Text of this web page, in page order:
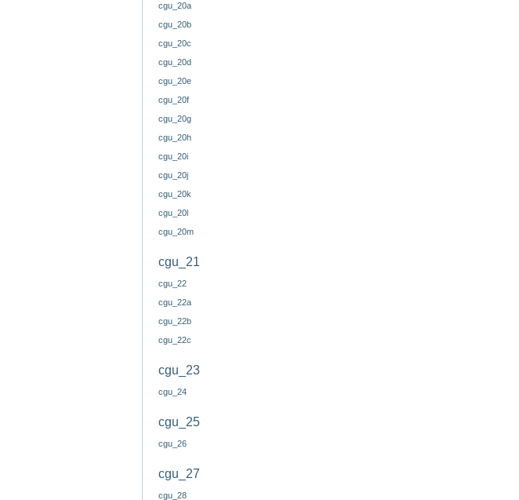
cgu_20a
cgu_20b
cgu_20c
cgu_20d
cgu_20e
cgu_20f
cgu_20g
cgu_20h
cgu_20i
cgu_20j
cgu_20k
cgu_20l
cgu_20m
cgu_21
cgu_22
cgu_22a
cgu_22b
cgu_22c
cgu_23
cgu_24
cgu_25
cgu_26
cgu_27
cgu_28